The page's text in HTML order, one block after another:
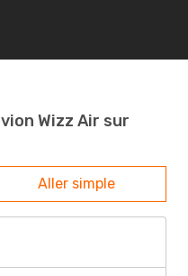
Wizz Air sur
Aller simple